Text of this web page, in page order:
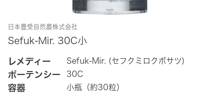
日本豊受自然農株式会社
Sefuk-Mir. 30C小
レメディー Sefuk-Mir. (セフクミロクボサツ)
ポーテンシー 30C
容器 小瓶（約30粒）